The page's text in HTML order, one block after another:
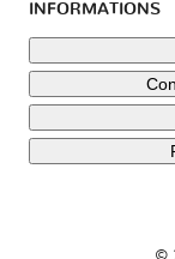
INFORMATIONS